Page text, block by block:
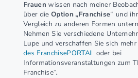
Frauenwissen nach meiner
über die Option „Franchise“ und
Vergleich zu anderen Formen
Nehmen Sie verschiedene
Lupe und verschaffen Sie sich
des FranchisePORTAL oder bei
Informationsveranstaltungen zum
Franchise“.